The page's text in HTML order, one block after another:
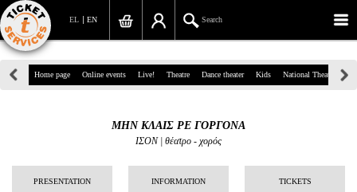
EN
EL Search
39, Panepistimiou Str, Athens
info@ticketservices.gr
Search
Home page Online events Live! Theatre Dance theater Kids National Theatre
ΜΗΝ ΚΛΑΙΣ ΡΕ ΓΟΡΓΟΝΑ
ΙΣΟΝ | θέατρο - χορός
PRESENTATION INFORMATION TICKETS